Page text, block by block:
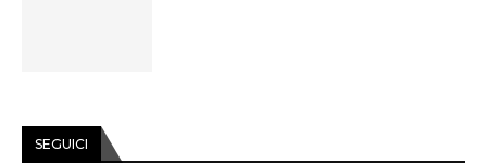
SEGUICI